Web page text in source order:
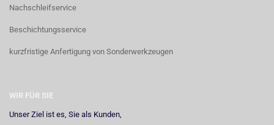
Nachschleifservice
Beschichtungsservice
kurzfristige Anfertigung von Sonderwerkzeugen
WIR FÜR SIE
Unser Ziel ist es, Sie als Kunden,